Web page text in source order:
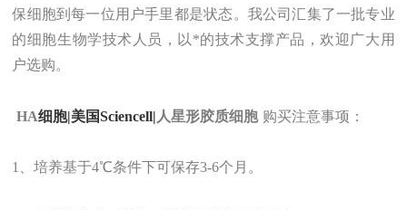
保细胞到每一位用户手里都是状态。 我公司汇集了一批专业
的细胞生物学技术人员，以*的技术支撑产品，欢迎广大用
户选购。
HA细胞|美国Sciencell| 人星形胶质细胞 购买注意事项：
1、培养基于4℃条件下可保存3-6个月。